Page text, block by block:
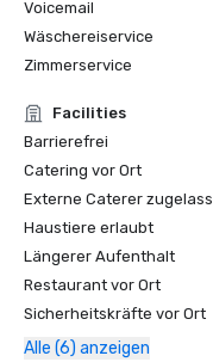
2021
Springboard Virtual
2020
man arbeiten kann
2019
The Cateys:
Der Cateys:
Voicemail
Wäschereiservice
Zimmerservice
Facilities
Barrierefrei
Catering vor Ort
Externe Caterer
Haustiere erlaubt
Längerer Aufenthalt
Restaurant vor Ort
Sicherheitskräfte vor Ort
Alle (6) anzeigen